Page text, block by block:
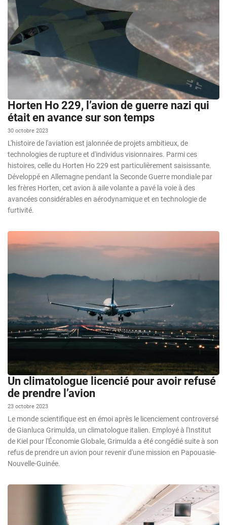
Horten Ho 229, l’avion de guerre nazi qui
était en avance sur son temps
30 octobre 2023
L'histoire de l'aviation est jalonnée de projets ambitieux, de
technologies de rupture et d'individus visionnaires. Parmi ces
histoires, celle du Horten Ho 229 est particulièrement saisissante.
Développé en Allemagne pendant la Seconde Guerre mondiale par
les frères Horten, cet avion à aile volante a pavé la voie à des
avancées considérables en aérodynamique et en technologie de
furtivité.
Un climatologue licencié pour avoir refusé
de prendre l’avion
23 octobre 2023
Le monde scientifique est en émoi après le licenciement controversé
de Gianluca Grimulda, un climatologue italien. Employé à l'Institut
de Kiel pour l'Économie Globale, Grimulda a été congédié suite à son
refus de prendre un avion pour revenir d'une mission en Papouasie-
Nouvelle-Guinée.